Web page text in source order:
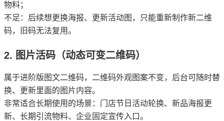
物料；
不足：后续想更换海报、更新活动图，只能重新制作新二维
码，旧码无法复用。
2. 图片活码（动态可变二维码）
属于进阶版图文二维码，二维码外观图案不变，后台可随时替
换、更新里面的图片内容。
非常适合长期使用的场景：门店节日活动轮换、新品海报更
新、长期引流物料、企业固定宣传入口。